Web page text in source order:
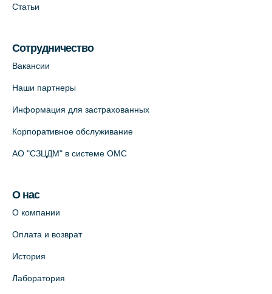
Статьи
Сотрудничество
Вакансии
Наши партнеры
Информация для застрахованных
Корпоративное обслуживание
АО "СЗЦДМ" в системе ОМС
О нас
О компании
Оплата и возврат
История
Лаборатория